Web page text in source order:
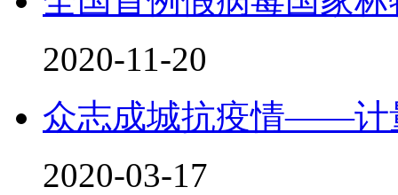
2020-11-20
众志成城抗疫情——计
2020-03-17